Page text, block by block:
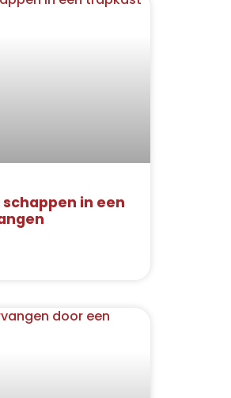
in een